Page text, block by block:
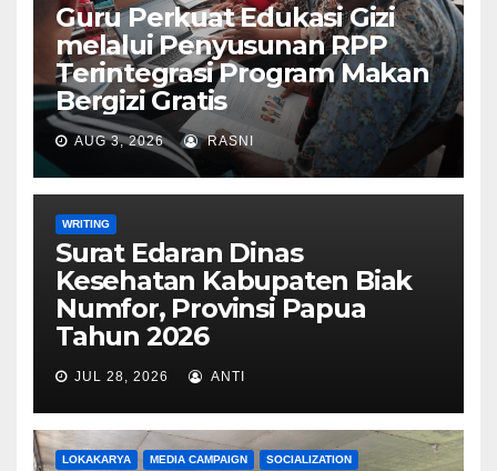
Guru Perkuat Edukasi Gizi
melalui Penyusunan RPP
Terintegrasi Program Makan
Bergizi Gratis
AUG 3, 2026 RASNI
WRITING
Surat Edaran Dinas
Kesehatan Kabupaten Biak
Numfor, Provinsi Papua
Tahun 2026
JUL 28, 2026 ANTI
LOKAKARYA MEDIA CAMPAIGN SOCIALIZATION